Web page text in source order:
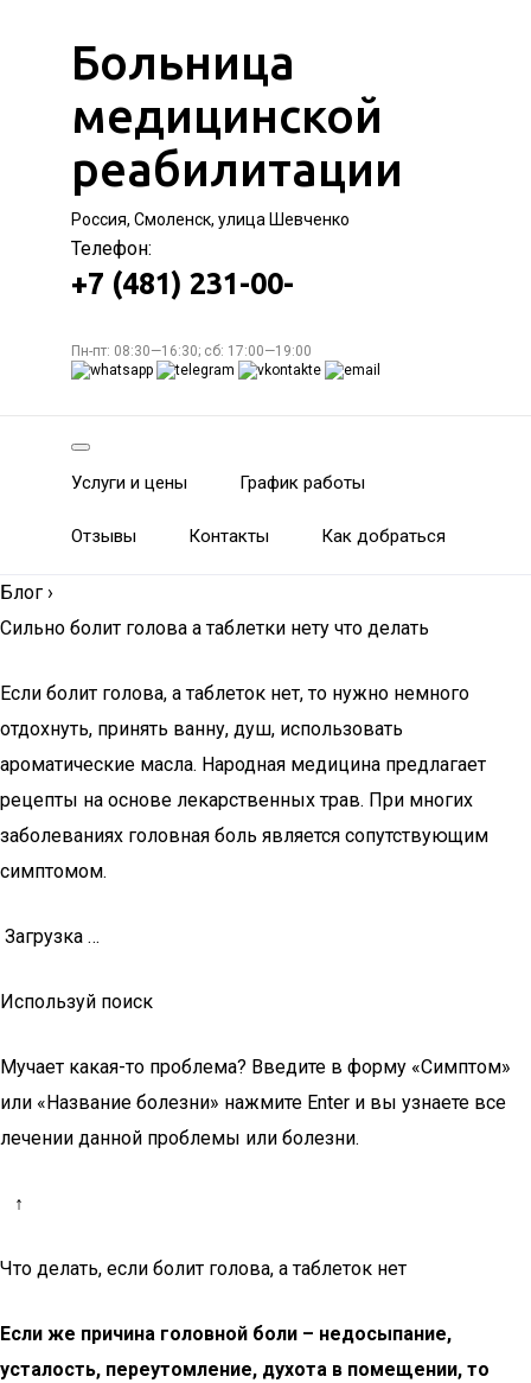
Больница
медицинской
реабилитации
Россия, Смоленск, улица Шевченко
Телефон:
+7 (481) 231-00-
Пн-пт: 08:30—16:30; сб: 17:00—19:00
Услуги и цены График работы
Отзывы Контакты Как добраться
Блог ›
Сильно болит голова а таблетки нету что делать
Если болит голова, а таблеток нет, то нужно немного
отдохнуть, принять ванну, душ, использовать
ароматические масла. Народная медицина предлагает
рецепты на основе лекарственных трав. При многих
заболеваниях головная боль является сопутствующим
симптомом.
Загрузка …
Используй поиск
Мучает какая-то проблема? Введите в форму «Симптом»
или «Название болезни» нажмите Enter и вы узнаете все
лечении данной проблемы или болезни.
↑
Что делать, если болит голова, а таблеток нет
Если же причина головной боли – недосыпание,
усталость, переутомление, духота в помещении, то